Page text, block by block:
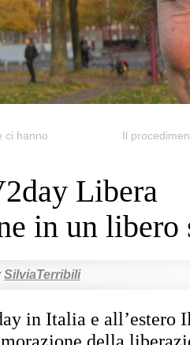
ci hanno
Il
Libera
in un libero
SilviaTerribili
in Italia e all’estero